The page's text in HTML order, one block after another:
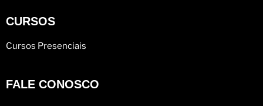
CURSOS
Cursos Presenciais
FALE CONOSCO